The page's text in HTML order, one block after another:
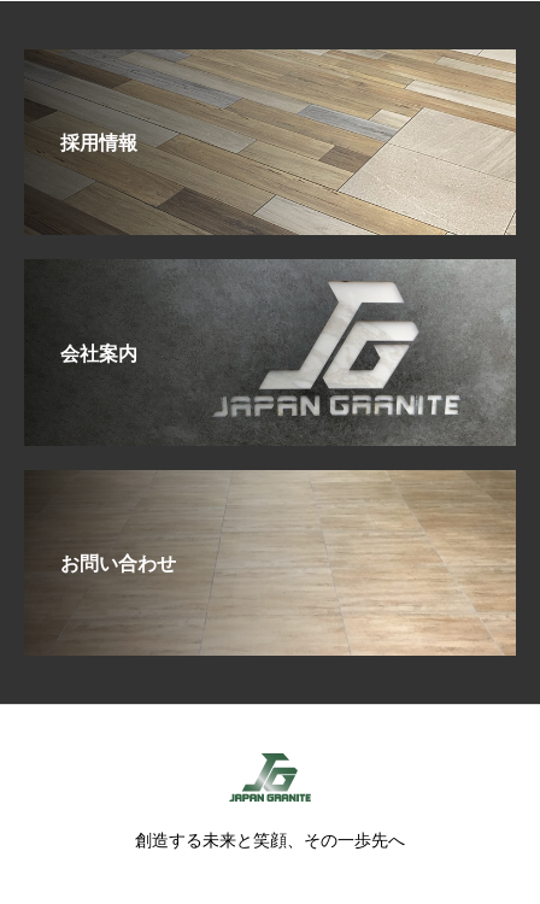
採用情報
会社案内
お問い合わせ
創造する未来と笑顔、その一歩先へ